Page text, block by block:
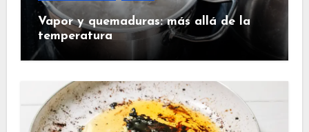
Vapor y quemaduras: más allá de la
temperatura